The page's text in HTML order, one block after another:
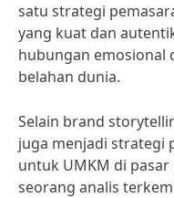
satu strategi
yang kuat dan
hubungan emosional
belahan dunia.
Selain brand
juga menjadi strategi
untuk UMKM di
seorang analis